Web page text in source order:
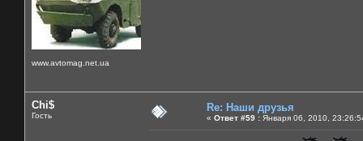
www.avtomag.net.ua
Chi$
Гость
Re: Наши друзья
« Ответ #59 : Января 06, 2010,